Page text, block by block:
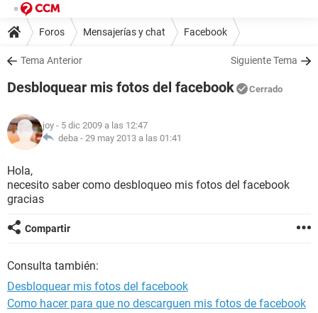
Foros Mensajerías y chat Facebook
Tema Anterior Siguiente Tema
Desbloquear mis fotos del facebook Cerrado
joy - 5 dic 2009 a las 12:47
deba - 29 may 2013 a las 01:41
Hola,
necesito saber como desbloqueo mis fotos del facebook
gracias
Compartir
Consulta también:
Desbloquear mis fotos del facebook
Como hacer para que no descarguen mis fotos de facebook